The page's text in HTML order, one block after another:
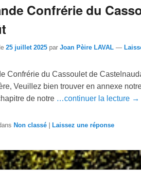
Confrérie du
25 juillet 2025 par Joan Pèire LAVAL —
Confrérie du Cassoulet de
Veuillez bien trouver en annexe
de notre …continuer la lecture →
Non classé | Laissez une réponse